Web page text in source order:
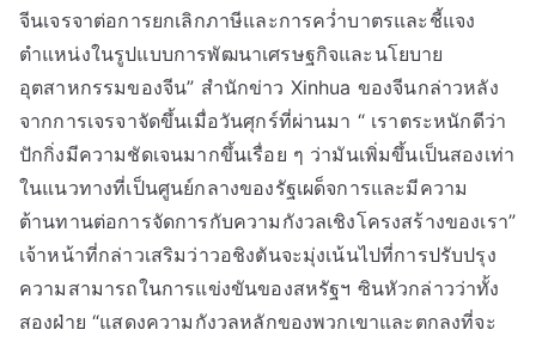
จีนเจรจาต่อการยกเลิกภาษีและการคว่ำบาตรและชี้แจง
ตำแหน่งในรูปแบบการพัฒนาเศรษฐกิจและนโยบาย
อุตสาหกรรมของจีน” สำนักข่าว Xinhua ของจีนกล่าวหลัง
จากการเจรจาจัดขึ้นเมื่อวันศุกร์ที่ผ่านมา “ เราตระหนักดีว่า
ปักกิ่งมีความชัดเจนมากขึ้นเรื่อย ๆ ว่ามันเพิ่มขึ้นเป็นสองเท่า
ในแนวทางที่เป็นศูนย์กลางของรัฐเผด็จการและมีความ
ต้านทานต่อการจัดการกับความกังวลเชิงโครงสร้างของเรา”
เจ้าหน้าที่กล่าวเสริมว่าวอชิงตันจะมุ่งเน้นไปที่การปรับปรุง
ความสามารถในการแข่งขันของสหรัฐฯ ซินหัวกล่าวว่าทั้ง
สองฝ่าย “แสดงความกังวลหลักของพวกเขาและตกลงที่จะ